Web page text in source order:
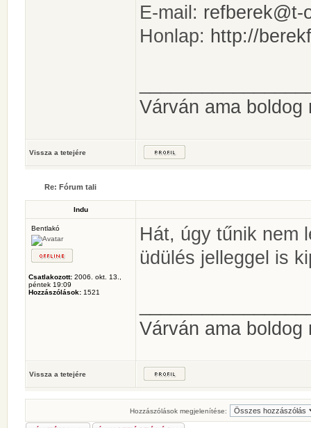
E-mail: refberek@t-
Honlap: http://
Várván ama boldog
Vissza a tetejére
Re: Fórum tali
Indu
Bentlakó
Csatlakozott: 2006. okt. 13.,
péntek 19:09
Hozzászólások: 1521
Hát, úgy tűnik nem
üdülés jelleggel is
Várván ama boldog
Vissza a tetejére
Hozzászólások megjelenítése: